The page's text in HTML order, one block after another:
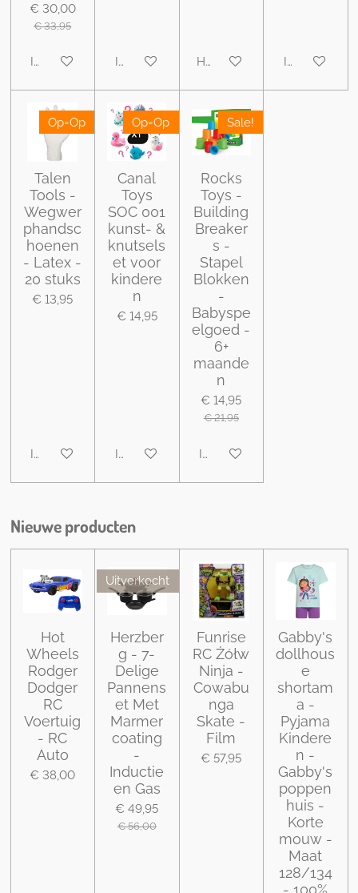
€ 30,00
€ 33,95
In winkelwagenIn winkelwagenHoud mij op de hoogte
In
Op=Op
Talen
Tools -
Wegwer
phandsc
hoenen
- Latex -
20 stuks
€ 13,95
In winkelwagen
Op=Op
Canal
Toys
SOC 001
kunst- &
knutsels
et voor
kindere
n
€ 14,95
In winkelwagen
Sale!
Rocks
Toys -
Building
Breaker
s -
Stapel
Blokken
-
Babyspe
elgoed -
6+
maande
n
€ 14,95
€ 21,95
In winkelwagen
Nieuwe producten
Hot
Wheels
Rodger
Dodger
RC
Voertuig
- RC
Auto
€ 38,00
Uitverkocht
Herzber
g - 7-
Delige
Pannens
et Met
Marmer
coating
-
Inductie
en Gas
€ 49,95
€ 56,00
Funrise
RC Żółw
Ninja -
Cowabu
nga
Skate -
Film
€ 57,95
Gabby's
dollhous
e
shortam
a -
Pyjama
Kindere
n -
Gabby's
poppen
huis -
Korte
mouw -
Maat
128/134
- 100%